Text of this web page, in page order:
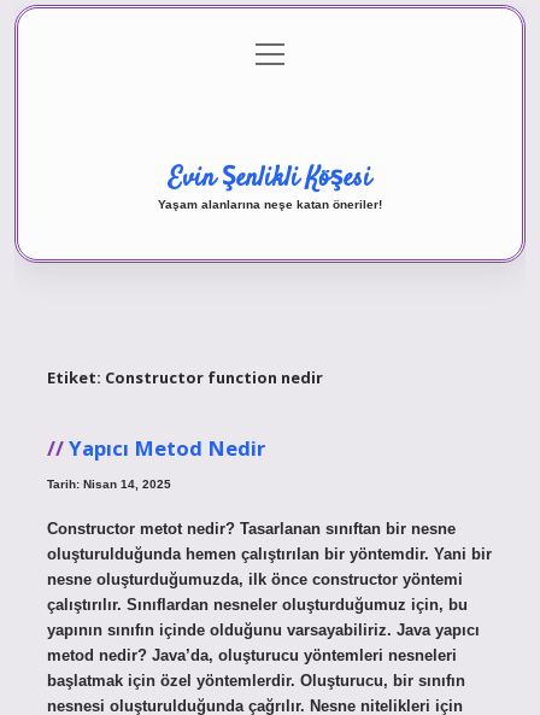
Gizlilik Politikası
menüyü
aç
Evin Şenlikli Köşesi
Yaşam alanlarına neşe katan öneriler!
Etiket: Constructor function nedir
Yapıcı Metod Nedir
Tarih: Nisan 14, 2025
Constructor metot nedir? Tasarlanan sınıftan bir nesne
oluşturulduğunda hemen çalıştırılan bir yöntemdir. Yani bir
nesne oluşturduğumuzda, ilk önce constructor yöntemi
çalıştırılır. Sınıflardan nesneler oluşturduğumuz için, bu
yapının sınıfın içinde olduğunu varsayabiliriz. Java yapıcı
metod nedir? Java’da, oluşturucu yöntemleri nesneleri
başlatmak için özel yöntemlerdir. Oluşturucu, bir sınıfın
nesnesi oluşturulduğunda çağrılır. Nesne nitelikleri için